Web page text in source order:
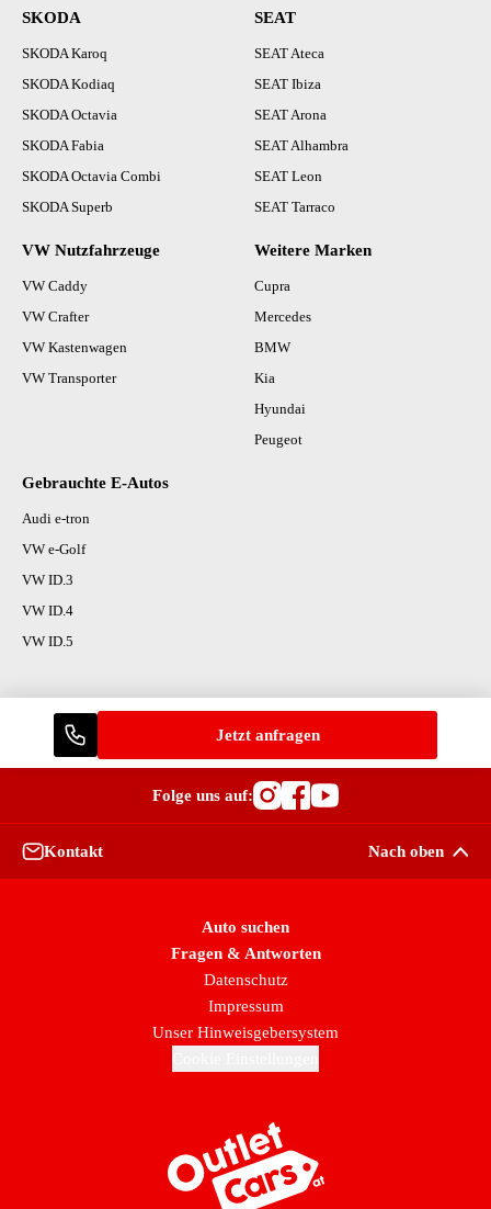
SKODA
SKODA Karoq
SKODA Kodiaq
SKODA Octavia
SKODA Fabia
SKODA Octavia Combi
SKODA Superb
SEAT
SEAT Ateca
SEAT Ibiza
SEAT Arona
SEAT Alhambra
SEAT Leon
SEAT Tarraco
VW Nutzfahrzeuge
VW Caddy
VW Crafter
VW Kastenwagen
VW Transporter
Weitere Marken
Cupra
Mercedes
BMW
Kia
Hyundai
Peugeot
Gebrauchte E-Autos
Audi e-tron
VW e-Golf
VW ID.3
VW ID.4
VW ID.5
Jetzt anfragen
Folge uns auf:
Besuche
Besuche
Besuche
Kontakt Nach oben
Auto suchen
Fragen & Antworten
Datenschutz
Impressum
Unser Hinweisgebersystem
Zur Startseite